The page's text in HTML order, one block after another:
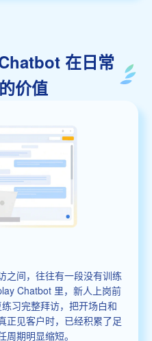
在日常
价值
之间，往往有一段没有训练
Chatbot 里，新人上岗前
习完整拜访，把开场白和
正见客户时，已经积累了足
期明显缩短。